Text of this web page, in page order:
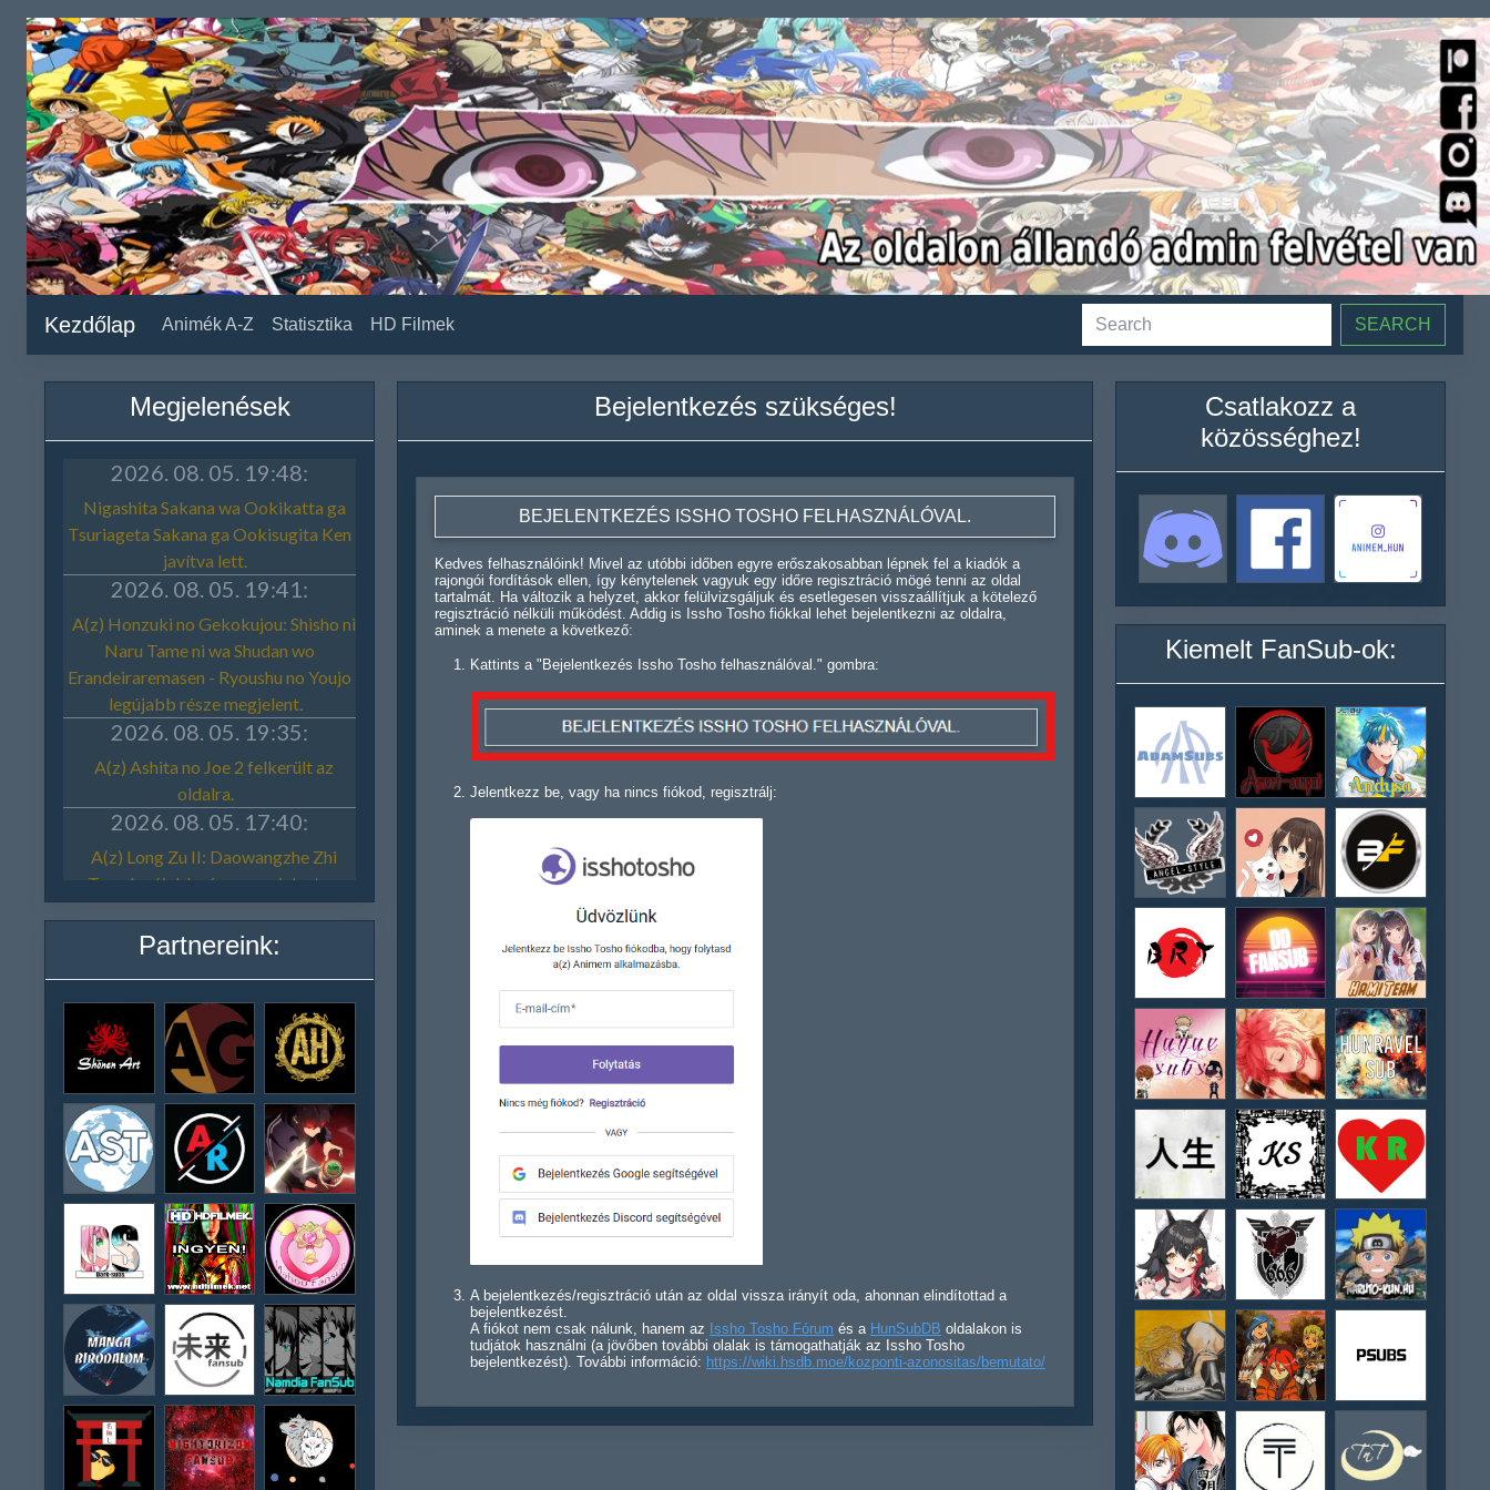
Kezdőlap Animék A-Z Statisztika HD Filmek SEARCH
Megjelenések
Partnereink:
Bejelentkezés szükséges!
BEJELENTKEZÉS ISSHO TOSHO FELHASZNÁLÓVAL.
Kedves felhasználóink! Mivel az utóbbi időben egyre erőszakosabban lépnek fel a kiadók a
rajongói fordítások ellen, így kénytelenek vagyuk egy időre regisztráció mögé tenni az oldal
tartalmát. Ha változik a helyzet, akkor felülvizsgáljuk és esetlegesen visszaállítjuk a kötelező
regisztráció nélküli működést. Addig is Issho Tosho fiókkal lehet bejelentkezni az oldalra,
aminek a menete a következő:
Kattints a "Bejelentkezés Issho Tosho felhasználóval." gombra:
Jelentkezz be, vagy ha nincs fiókod, regisztrálj:
A bejelentkezés/regisztráció után az oldal vissza irányít oda, ahonnan elindítottad a
bejelentkezést.
A fiókot nem csak nálunk, hanem az Issho Tosho Fórum és a HunSubDB oldalakon is
tudjátok használni (a jövőben további olalak is támogathatják az Issho Tosho
bejelentkezést). További információ: https://wiki.hsdb.moe/kozponti-azonositas/bemutato/
Csatlakozz a
közösséghez!
Kiemelt FanSub-ok: